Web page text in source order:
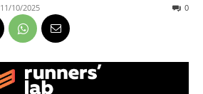
11/10/2025 0